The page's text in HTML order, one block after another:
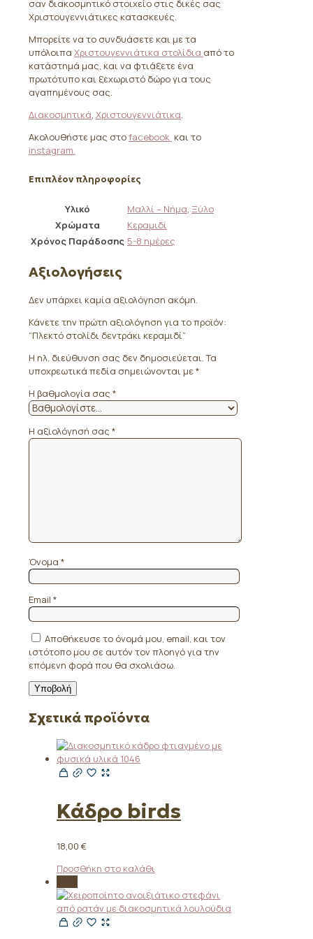
σαν διακοσμητικό στοιχείο στις δικές σας
Χριστουγεννιάτικες κατασκευές.
Μπορείτε να το συνδυάσετε και με τα
υπόλοιπα Χριστουγεννιάτικα στολίδια από το
κατάστημά μας, και να φτιάξετε ένα
πρωτότυπο και ξεχωριστό δώρο για τους
αγαπημένους σας.
Διακοσμητικά, Χριστουγεννιάτικα.
Ακολουθήστε μας στοfacebook και το
instagram.
Επιπλέον πληροφορίες
Υλικό Μαλλί – Νήμα, Ξύλο
Χρώματα
Κεραμιδί
Χρόνος Παράδοσης 5-8 ημέρες
Αξιολογήσεις
Δεν υπάρχει καμία αξιολόγηση ακόμη.
Κάνετε την πρώτη αξιολόγηση για το προϊόν:
“Πλεκτό στολίδι δεντράκι κεραμιδί”
Η ηλ. διεύθυνση σας δεν δημοσιεύεται. Τα
υποχρεωτικά πεδία σημειώνονται με*
Η βαθμολογία σας *
Η αξιολόγησή σας *
Όνομα *
Email *
Αποθήκευσε το όνομά μου, email, και τον
ιστότοπο μου σε αυτόν τον πλοηγό για την
επόμενη φορά που θα σχολιάσω.
Σχετικά προϊόντα
Κάδρο birds
18,00 €
Προσθήκη στο καλάθι